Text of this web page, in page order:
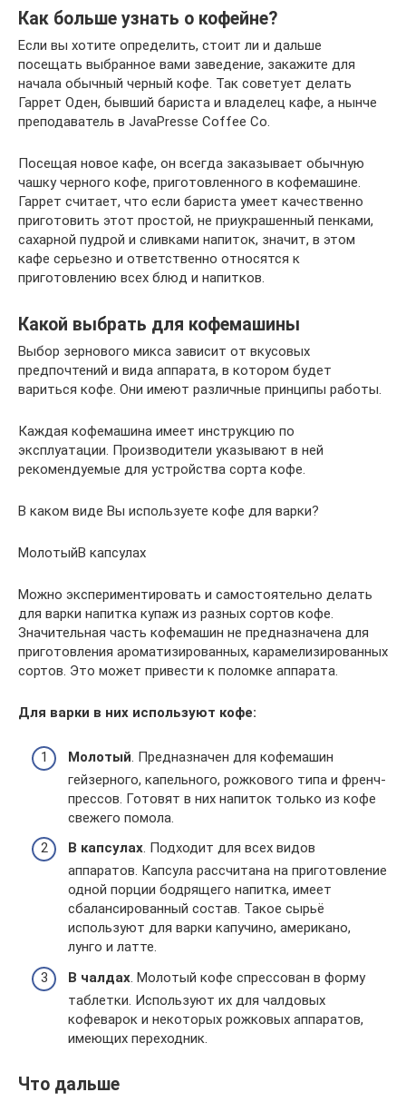
Как больше узнать о кофейне?
Если вы хотите определить, стоит ли и дальше
посещать выбранное вами заведение, закажите для
начала обычный черный кофе. Так советует делать
Гаррет Оден, бывший бариста и владелец кафе, а нынче
преподаватель в JavaPresse Coffee Co.
Посещая новое кафе, он всегда заказывает обычную
чашку черного кофе, приготовленного в кофемашине.
Гаррет считает, что если бариста умеет качественно
приготовить этот простой, не приукрашенный пенками,
сахарной пудрой и сливками напиток, значит, в этом
кафе серьезно и ответственно относятся к
приготовлению всех блюд и напитков.
Какой выбрать для кофемашины
Выбор зернового микса зависит от вкусовых
предпочтений и вида аппарата, в котором будет
вариться кофе. Они имеют различные принципы работы.
Каждая кофемашина имеет инструкцию по
эксплуатации. Производители указывают в ней
рекомендуемые для устройства сорта кофе.
В каком виде Вы используете кофе для варки?
МолотыйВ капсулах
Можно экспериментировать и самостоятельно делать
для варки напитка купаж из разных сортов кофе.
Значительная часть кофемашин не предназначена для
приготовления ароматизированных, карамелизированных
сортов. Это может привести к поломке аппарата.
Для варки в них используют кофе:
Молотый. Предназначен для кофемашин
гейзерного, капельного, рожкового типа и френч-
прессов. Готовят в них напиток только из кофе
свежего помола.
В капсулах. Подходит для всех видов
аппаратов. Капсула рассчитана на приготовление
одной порции бодрящего напитка, имеет
сбалансированный состав. Такое сырьё
используют для варки капучино, американо,
лунго и латте.
В чалдах. Молотый кофе спрессован в форму
таблетки. Используют их для чалдовых
кофеварок и некоторых рожковых аппаратов,
имеющих переходник.
Что дальше